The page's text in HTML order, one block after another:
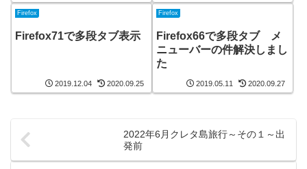
Firefox
Firefox71で多段タブ表示
2019.12.04 2020.09.25
Firefox
Firefox66で多段タブ メ
ニューバーの件解決しまし
た
2019.05.11 2020.09.27
2022年6月クレタ島旅行～その１～出
発前